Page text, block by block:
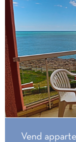
Vend